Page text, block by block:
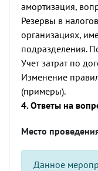
амортизация,
Резервы в
организациях,
подразделения.
Учет затрат по
Изменение
(примеры).
4. Ответы на
Место
Данное